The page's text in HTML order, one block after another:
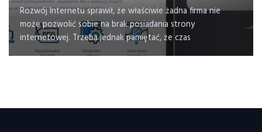
Rozwój Internetu sprawił, że właściwie żadna firma nie
może pozwolić sobie na brak posiadania strony
internetowej. Trzeba jednak pamiętać, że czas